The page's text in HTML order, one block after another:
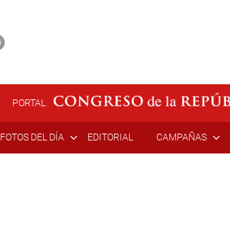
PORTAL
FOTOS DEL DÍA EDITORIAL CAMPAÑAS